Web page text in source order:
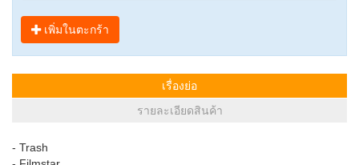
เพิ่มในตะกร้า
เรื่องย่อ
รายละเอียดสินค้า
- Trash